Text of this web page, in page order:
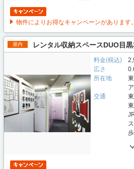
物件によりお得なキャンペーンがあります
屋内 レンタル収納スペースDUO目
料金(税込)
広さ
所在地
交通